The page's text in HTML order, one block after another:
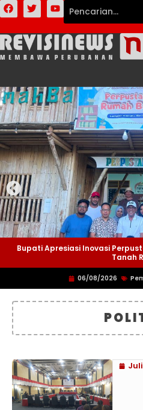
Bupati Apresiasi Inovasi
Tanah
06/08/2026